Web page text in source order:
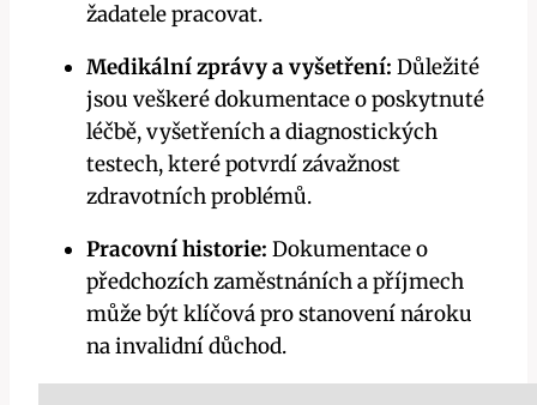
žadatele pracovat.
Medikální zprávy a vyšetření: Důležité
jsou veškeré dokumentace o poskytnuté
léčbě, vyšetřeních a diagnostických
testech, které potvrdí závažnost
zdravotních problémů.
Pracovní historie: Dokumentace o
předchozích zaměstnáních a příjmech
může být klíčová pro stanovení nároku
na invalidní důchod.